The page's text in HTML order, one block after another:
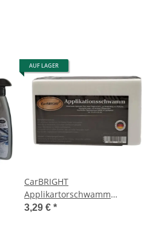
AUF LAGER
CarBRIGHT
Applikartorschwamm
130x80x38mm
3,29 € *